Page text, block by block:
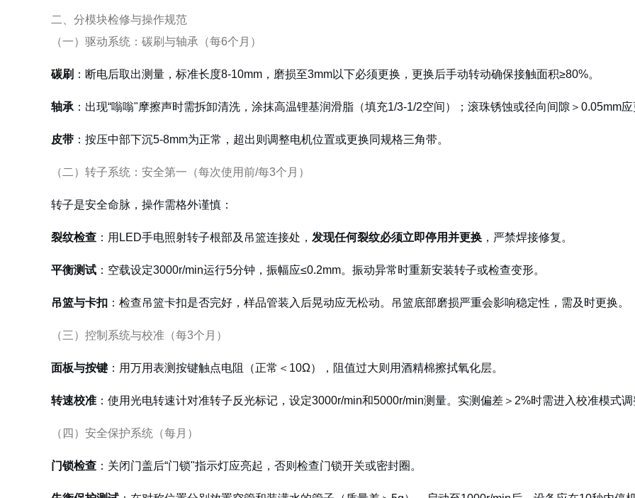
二、分模块检修与操作规范
（一）驱动系统：碳刷与轴承（每6个月）
碳刷 ：断电后取出测量，标准长度8-10mm，磨损至3mm以下必须更换，更换后手动转动确保接触面积≥80%。
轴承 ：出现“嗡嗡"摩擦声时需拆卸清洗，涂抹高温锂基润滑脂（填充1/3-1/2空间）；滚珠锈蚀或径向间隙＞0.05mm
皮带 ：按压中部下沉5-8mm为正常，超出则调整电机位置或更换同规格三角带。
（二）转子系统：安全第一（每次使用前/每3个月）
转子是安全命脉，操作需格外谨慎：
裂纹检查 ：用LED手电照射转子根部及吊篮连接处， 发现任何裂纹必须立即停用并更换 ，严禁焊接修复。
平衡测试 ：空载设定3000r/min运行5分钟，振幅应≤0.2mm。振动异常时重新安装转子或检查变形。
吊篮与卡扣 ：检查吊篮卡扣是否完好，样品管装入后晃动应无松动。吊篮底部磨损严重会影响稳定性，需及时更换。
（三）控制系统与校准（每3个月）
面板与按键 ：用万用表测按键触点电阻（正常＜10Ω），阻值过大则用酒精棉擦拭氧化层。
转速校准 ：使用光电转速计对准转子反光标记，设定3000r/min和5000r/min测量。实测偏差＞2%时需进入校准模式
（四）安全保护系统（每月）
门锁检查 ：关闭门盖后“门锁"指示灯应亮起，否则检查门锁开关或密封圈。